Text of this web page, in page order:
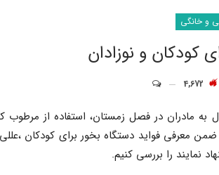
و خانگی
کودکان و نوزادان
4,672
به مادران در فصل زمستان، استفاده از
معرفی فواید دستگاه بخور برای کودکان
نمایند را بررسی کنیم.